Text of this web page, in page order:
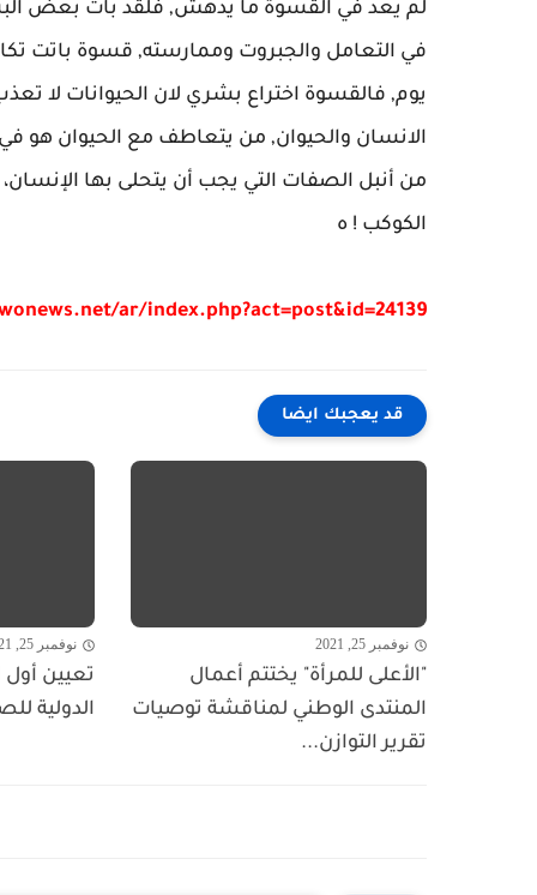
لم يعد في القسوة ما يدهش, فلقد بات بعض
في التعامل والجبروت وممارسته, قسوة باتت
يوم, فالقسوة اختراع بشري لان الحيوانات
الانسان والحيوان, من يتعاطف مع الحيوان هو
من أنبل الصفات التي يجب أن يتحلى بها
الكوكب ! ه
ar/index.php?act=post&id=24139
قد يعجبك ايضا
نوفمبر 25, 2021
"الأعلى للمرأة" يختتم أعمال
المنتدى الوطني لمناقشة توصيات
تقرير التوازن...
نوفمبر 25, 2021
تعيين أول
الدولية